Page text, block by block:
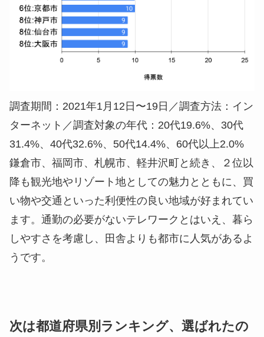
調査期間：2021年1月12日〜19日／調査方法：イン
ターネット／調査対象の年代：20代19.6%、30代
31.4%、40代32.6%、50代14.4%、60代以上2.0%
鎌倉市、福岡市、札幌市、軽井沢町と続き、２位以
降も観光地やリゾート地としての魅力とともに、買
い物や交通といった利便性の良い地域が好まれてい
ます。通勤の必要がないテレワークとはいえ、暮ら
しやすさを考慮し、田舎よりも都市に人気があるよ
うです。
次は都道府県別ランキング、選ばれたの